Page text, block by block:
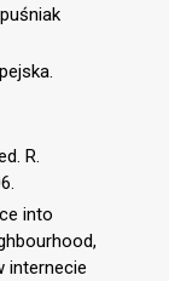
R.
into
internecie